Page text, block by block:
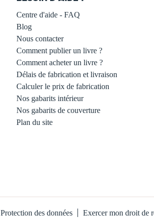
Centre d'aide - FAQ
Blog
Nous contacter
Comment publier un livre ?
Comment acheter un livre ?
Délais de fabrication et livraison
Calculer le prix de fabrication
Nos gabarits intérieur
Nos gabarits de couverture
Plan du site
Protection des données Exercer mon droit de